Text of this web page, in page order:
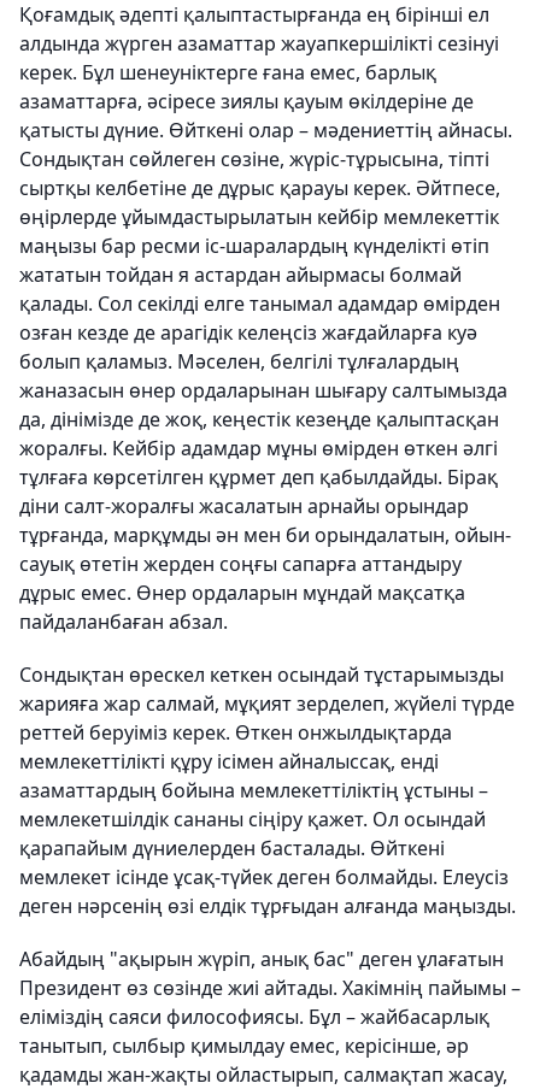
Қоғамдық әдепті қалыптастырғанда ең бірінші ел
алдында жүрген азаматтар жауапкершілікті сезінуі
керек. Бұл шенеуніктерге ғана емес, барлық
азаматтарға, әсіресе зиялы қауым өкілдеріне де
қатысты дүние. Өйткені олар – мәдениеттің айнасы.
Сондықтан сөйлеген сөзіне, жүріс-тұрысына, тіпті
сыртқы келбетіне де дұрыс қарауы керек. Әйтпесе,
өңірлерде ұйымдастырылатын кейбір мемлекеттік
маңызы бар ресми іс-шаралардың күнделікті өтіп
жататын тойдан я астардан айырмасы болмай
қалады. Сол секілді елге танымал адамдар өмірден
озған кезде де арагідік келеңсіз жағдайларға куә
болып қаламыз. Мәселен, белгілі тұлғалардың
жаназасын өнер ордаларынан шығару салтымызда
да, дінімізде де жоқ, кеңестік кезеңде қалыптасқан
жоралғы. Кейбір адамдар мұны өмірден өткен әлгі
тұлғаға көрсетілген құрмет деп қабылдайды. Бірақ
діни салт-жоралғы жасалатын арнайы орындар
тұрғанда, марқұмды ән мен би орындалатын, ойын-
сауық өтетін жерден соңғы сапарға аттандыру
дұрыс емес. Өнер ордаларын мұндай мақсатқа
пайдаланбаған абзал.
Сондықтан өрескел кеткен осындай тұстарымызды
жарияға жар салмай, мұқият зерделеп, жүйелі түрде
реттей беруіміз керек. Өткен онжылдықтарда
мемлекеттілікті құру ісімен айналыссақ, енді
азаматтардың бойына мемлекеттіліктің ұстыны –
мемлекетшілдік сананы сіңіру қажет. Ол осындай
қарапайым дүниелерден басталады. Өйткені
мемлекет ісінде ұсақ-түйек деген болмайды. Елеусіз
деген нәрсенің өзі елдік тұрғыдан алғанда маңызды.
Абайдың "ақырын жүріп, анық бас" деген ұлағатын
Президент өз сөзінде жиі айтады. Хакімнің пайымы –
еліміздің саяси философиясы. Бұл – жайбасарлық
танытып, сылбыр қимылдау емес, керісінше, әр
қадамды жан-жақты ойластырып, салмақтап жасау,